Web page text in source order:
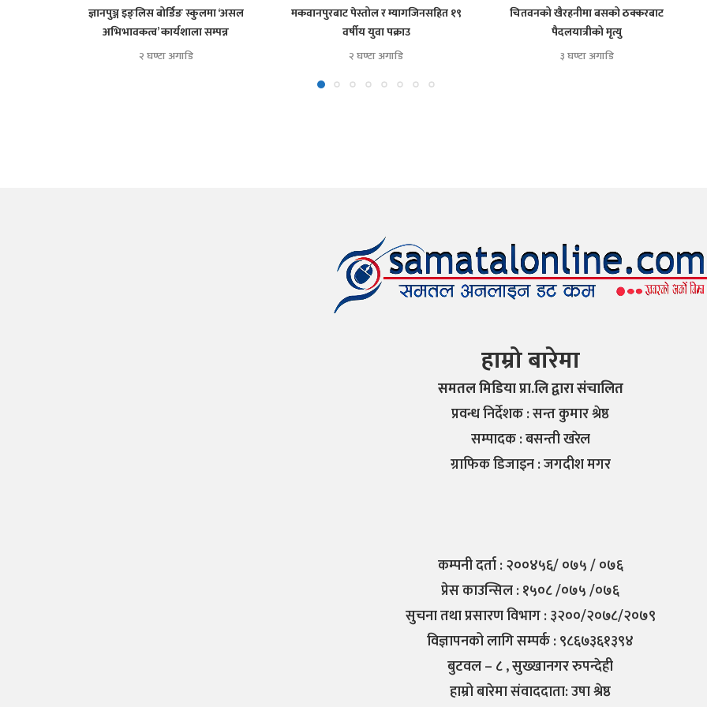
ज्ञानपुञ्ज इङ्लिस बोर्डिङ स्कुलमा ‘असल
अभिभावकत्व’ कार्यशाला सम्पन्न
२ घण्टा अगाडि
मकवानपुरबाट पेस्तोल र म्यागजिनसहित १९
वर्षीय युवा पक्राउ
२ घण्टा अगाडि
चितवनको खैरहनीमा बसको ठक्करबाट
पैदलयात्रीको मृत्यु
३ घण्टा अगाडि
हाम्रो बारेमा
समतल मिडिया प्रा.लि द्वारा संचालित
प्रवन्ध निर्देशक : सन्त कुमार श्रेष्ठ
सम्पादक : बसन्ती खरेल
ग्राफिक डिजाइन : जगदीश मगर
कम्पनी दर्ता : २००४५६/ ०७५ / ०७६
प्रेस काउन्सिल : १५०८ /०७५ /०७६
सुचना तथा प्रसारण विभाग : ३२००/२०७८/२०७९
विज्ञापनको लागि सम्पर्क : ९८६७३६१३९४
बुटवल – ८ , सुख्खानगर रुपन्देही
हाम्रो बारेमा संवाददाता: उषा श्रेष्ठ